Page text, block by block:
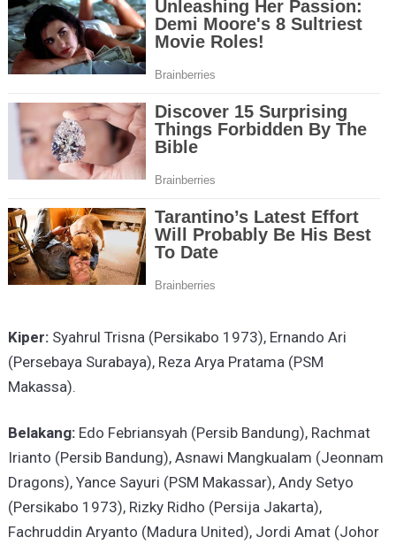
Kiper:Syahrul Trisna (Persikabo 1973), Ernando Ari
(Persebaya Surabaya), Reza Arya Pratama (PSM
Makassa).
Belakang:Edo Febriansyah (Persib Bandung), Rachmat
Irianto (Persib Bandung), Asnawi Mangkualam (Jeonnam
Dragons), Yance Sayuri (PSM Makassar), Andy Setyo
(Persikabo 1973), Rizky Ridho (Persija Jakarta),
Fachruddin Aryanto (Madura United), Jordi Amat (Johor